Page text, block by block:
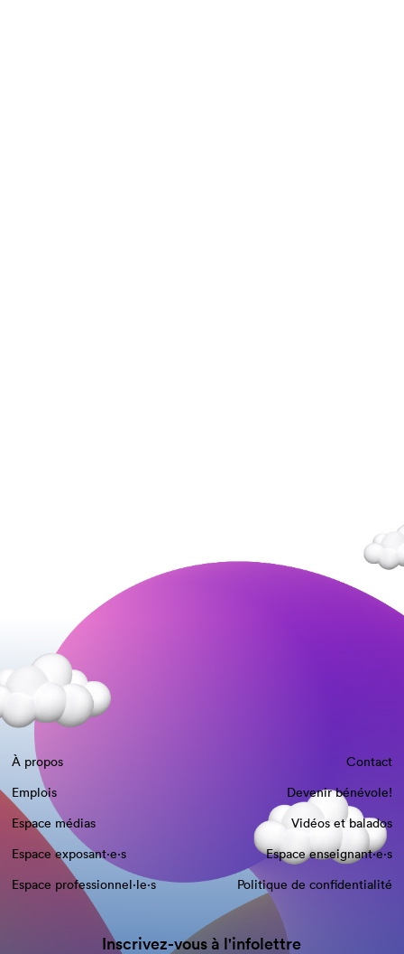
À propos
Contact
Emplois
Devenir bénévole!
Espace médias
Vidéos et balados
Espace exposant·e⋅s
Espace enseignant·e⋅s
Espace professionnel·le⋅s
Politique de confidentialité
Inscrivez-vous à l'infolettre